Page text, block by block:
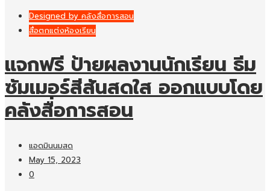
Designed by คลังสื่อการสอน
สื่อตกแต่งห้องเรียน
แจกฟรี ป้ายผลงานนักเรียน ธีม
ซัมเมอร์สีสันสดใส ออกแบบโดย
คลังสื่อการสอน
แอดมินนมสด
May 15, 2023
0